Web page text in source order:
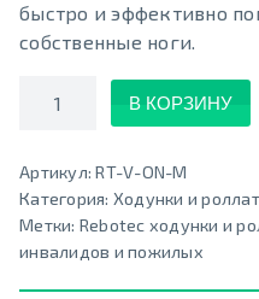
быстро и эффективно
собственные ноги.
Количество
В КОРЗИНУ
Артикул:RT-V-ON-M
Категория: Ходунки и
Метки: Rebotec ходунки и
инвалидов и пожилых